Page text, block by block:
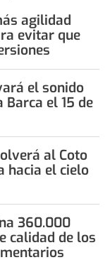
agilidad
evitar que
el sonido
Barca el 15 de
al Coto
hacia el cielo
360.000
calidad de los